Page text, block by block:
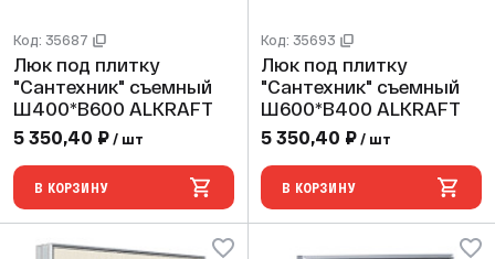
Код: 35687
Люк под плитку
"Сантехник" съемный
Ш400*В600 ALKRAFT
5 350,40 ₽ / шт
В КОРЗИНУ
Код: 35693
Люк под плитку
"Сантехник" съемный
Ш600*В400 ALKRAFT
5 350,40 ₽ / шт
В КОРЗИНУ